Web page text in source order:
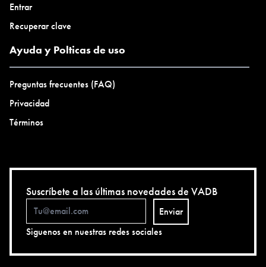
Entrar
Recuperar clave
Ayuda y Polticas de uso
Preguntas frecuentes (FAQ)
Privacidad
Términos
Suscríbete a las últimas novedades de VADB
Enviar
Siguenos en nuestras redes sociales